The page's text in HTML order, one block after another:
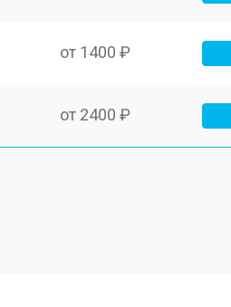
от 1400 ₽
от 2400 ₽